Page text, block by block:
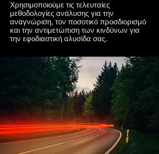
Χρησιμοποιούμε τις τελευταίες
μεθοδολογίες ανάλυσης για την
αναγνώριση, τον ποσοτικό προσδιορισμό
και την αντιμετώπιση των κινδύνων για
την εφοδιαστική αλυσίδα σας.